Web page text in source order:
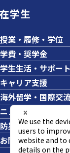
在学生
授業・履修・学位
学費・奨学金
学生生活・サポート
キャリア支援
海外留学・国際交
ニュース＆イベント
防災・危機管理
お問い合わせ